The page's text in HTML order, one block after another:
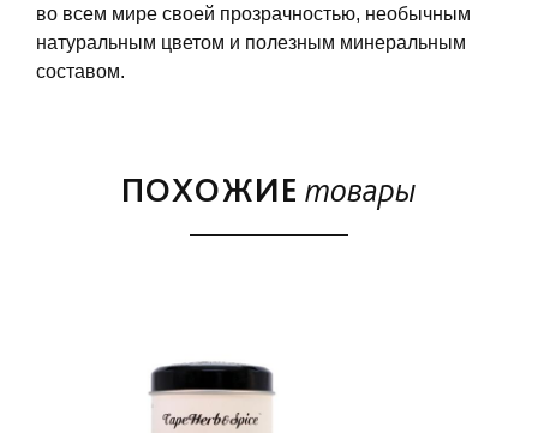
во всем мире своей прозрачностью, необычным
натуральным цветом и полезным минеральным
составом.
ПОХОЖИЕ товары